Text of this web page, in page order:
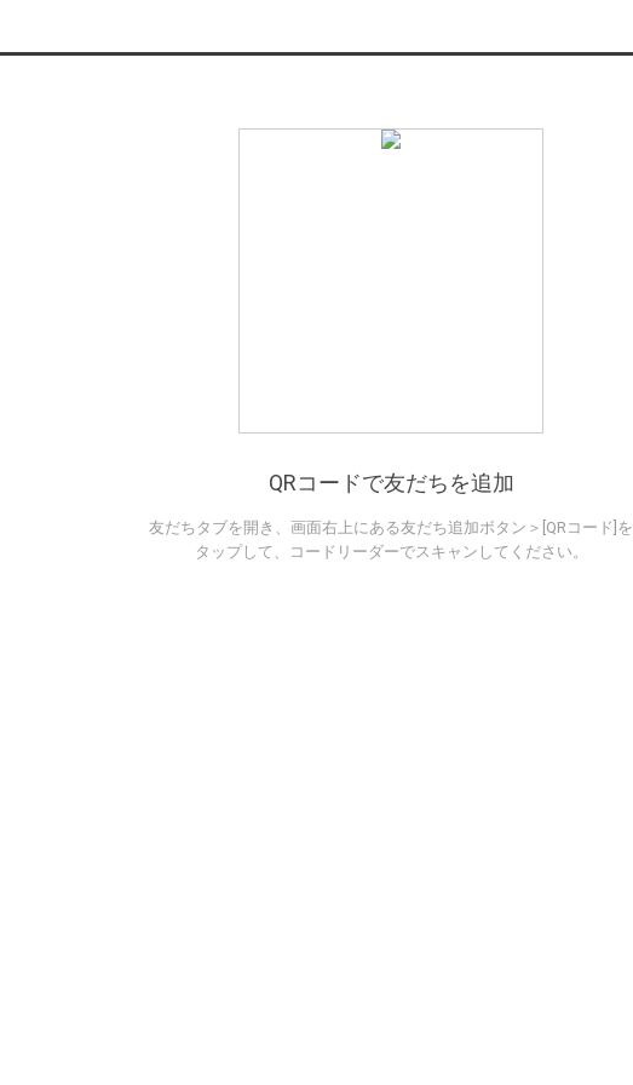
QRコードで友だちを追加
友だちタブを開き、画面右上にある友だち追加ボタン＞[QRコード]を
タップして、コードリーダーでスキャンしてください。